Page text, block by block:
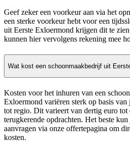
Geef zeker een voorkeur aan via het
een sterke voorkeur hebt voor een
uit Eerste Exloermond krijgen dit te
kunnen hier vervolgens rekening mee
Wat kost een schoonmaakbedrijf uit
Kosten voor het inhuren van een
Exloermond variëren sterk op basis
tot regio. Dit varieert van dertig euro tot
terugkerende opdrachten. Het beste
aanvragen via onze offertepagina om
kosten.